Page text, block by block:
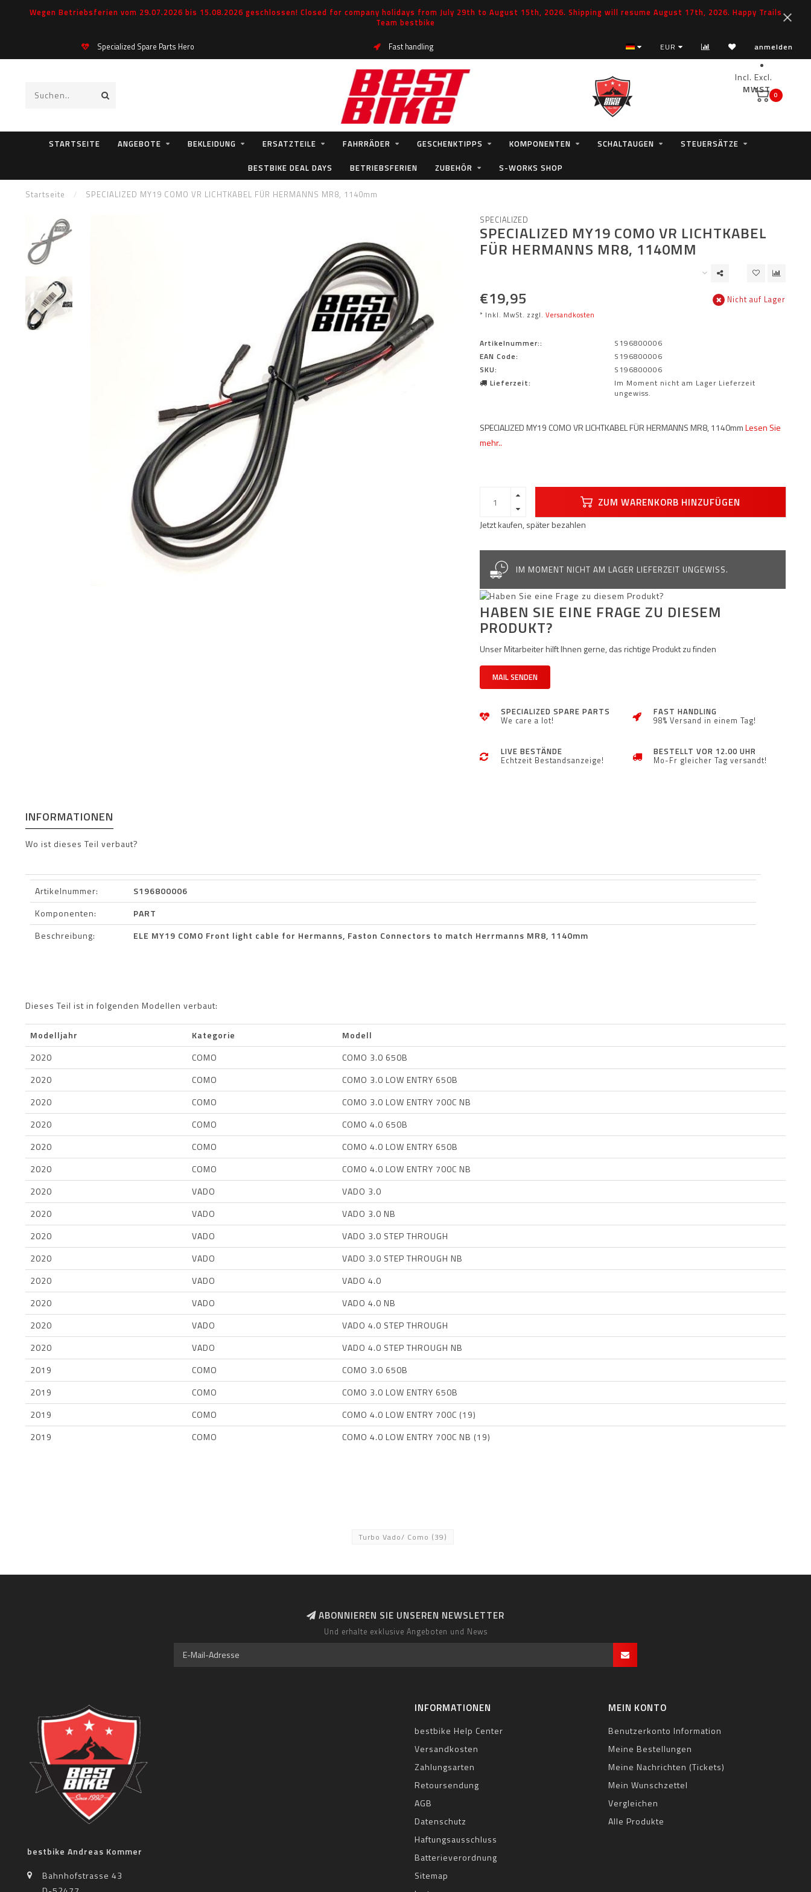
Wegen Betriebsferien vom 29.07.2026 bis 15.08.2026 geschlossen! Closed for company holidays from July 29th to August 15th, 2026. Shipping will resume August 17th, 2026. Happy Trails
Team bestbike
Specialized Spare Parts Hero Fast handling EUR anmelden
Incl. Excl.
MWST.0
STARTSEITE ANGEBOTE BEKLEIDUNG ERSATZTEILE FAHRRÄDER GESCHENKTIPPS KOMPONENTEN SCHALTAUGEN
STEUERSÄTZE
BESTBIKE DEAL DAYS
BETRIEBSFERIEN ZUBEHÖR S-WORKS SHOP
Startseite / SPECIALIZED MY19 COMO VR LICHTKABEL FÜR HERMANNS MR8, 1140mm
SPECIALIZED
SPECIALIZED MY19 COMO VR LICHTKABEL
FÜR HERMANNS MR8, 1140MM
€19,95
* Inkl. MwSt. zzgl. Versandkosten
Nicht auf Lager
Artikelnummer::
S196800006
EAN Code:
S196800006
SKU:
S196800006
Lieferzeit:
Im Moment nicht am Lager Lieferzeit
ungewiss.
SPECIALIZED MY19 COMO VR LICHTKABEL FÜR HERMANNS MR8, 1140mmLesen Sie
mehr..
ZUM WARENKORB HINZUFÜGEN
Jetzt kaufen, später bezahlen
IM MOMENT NICHT AM LAGER LIEFERZEIT UNGEWISS.
HABEN SIE EINE FRAGE ZU DIESEM
PRODUKT?
Unser Mitarbeiter hilft Ihnen gerne, das richtige Produkt zu finden
MAIL SENDEN
SPECIALIZED SPARE PARTS
We care a lot!
FAST HANDLING
98% Versand in einem Tag!
LIVE BESTÄNDE
Echtzeit Bestandsanzeige!
BESTELLT VOR 12.00 UHR
Mo-Fr gleicher Tag versandt!
INFORMATIONEN
Wo ist dieses Teil verbaut?
Artikelnummer:
S196800006
Komponenten:
PART
Beschreibung:
ELE MY19 COMO Front light cable for Hermanns, Faston Connectors to match Herrmanns MR8, 1140mm
Dieses Teil ist in folgenden Modellen verbaut:
Modelljahr Kategorie
Modell
2020
COMO
COMO 3.0 650B
2020
COMO
COMO 3.0 LOW ENTRY 650B
2020
COMO
COMO 3.0 LOW ENTRY 700C NB
2020
COMO
COMO 4.0 650B
2020
COMO
COMO 4.0 LOW ENTRY 650B
2020
COMO
COMO 4.0 LOW ENTRY 700C NB
2020
VADO
VADO 3.0
2020
VADO
VADO 3.0 NB
2020
VADO
VADO 3.0 STEP THROUGH
2020
VADO
VADO 3.0 STEP THROUGH NB
2020
VADO
VADO 4.0
2020
VADO
VADO 4.0 NB
2020
VADO
VADO 4.0 STEP THROUGH
2020
VADO
VADO 4.0 STEP THROUGH NB
2019
COMO
COMO 3.0 650B
2019
COMO
COMO 3.0 LOW ENTRY 650B
2019
COMO
COMO 4.0 LOW ENTRY 700C (19)
2019
COMO COMO 4.0 LOW ENTRY 700C NB (19)
Turbo Vado/ Como (39)
ABONNIEREN SIE UNSEREN NEWSLETTER
Und erhalte exklusive Angeboten und News
bestbike Andreas Kommer
Bahnhofstrasse 43
INFORMATIONEN
bestbike Help Center
Versandkosten
Zahlungsarten
Retoursendung
AGB
Datenschutz
Haftungsausschluss
Batterieverordnung
Sitemap
MEIN KONTO
Benutzerkonto Information
Meine Bestellungen
Meine Nachrichten (Tickets)
Mein Wunschzettel
Vergleichen
Alle Produkte